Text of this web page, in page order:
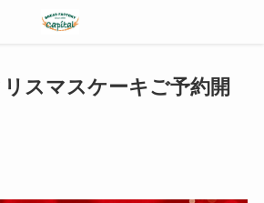
スマスケーキご予約開